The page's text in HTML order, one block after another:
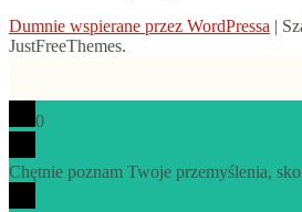
Dumnie wspierane przez WordPressa |
JustFreeThemes.
0
Chętnie poznam Twoje przemyślenia,